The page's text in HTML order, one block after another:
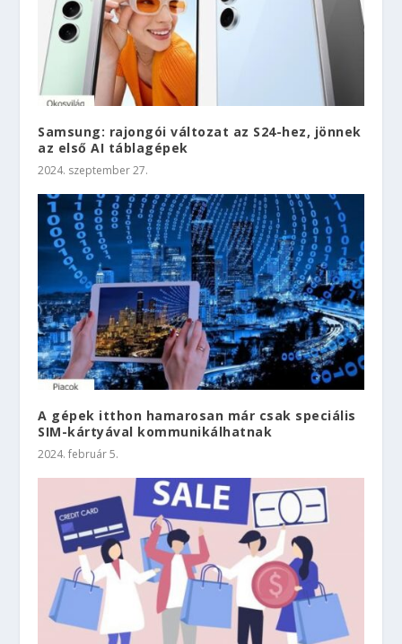
Samsung: rajongói változat az S24-hez, jönnek
az első AI táblagépek
2024. szeptember 27.
A gépek itthon hamarosan már csak speciális
SIM-kártyával kommunikálhatnak
2024. február 5.